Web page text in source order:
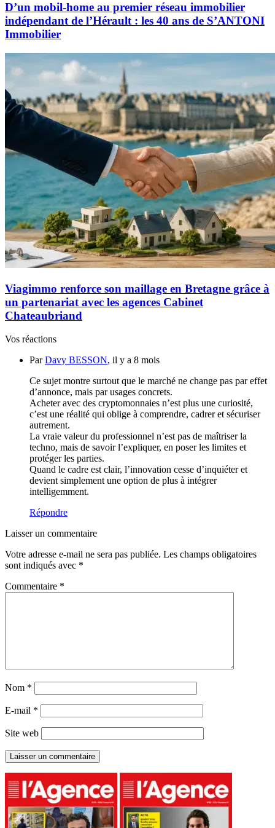
D’un mobil-home au premier réseau immobilier
indépendant de l’Hérault : les 40 ans de S’ANTONI
Immobilier
Viagimmo renforce son maillage en Bretagne grâce à
un partenariat avec les agences Cabinet
Chateaubriand
Vos réactions
ParDavy BESSON, il y a 8 mois
Ce sujet montre surtout que le marché ne change pas par effet
d’annonce, mais par usages concrets.
Acheter avec des cryptomonnaies n’est plus une curiosité,
c’est une réalité qui oblige à comprendre, cadrer et sécuriser
autrement.
La vraie valeur du professionnel n’est pas de maîtriser la
techno, mais de savoir l’expliquer, en poser les limites et
protéger les parties.
Quand le cadre est clair, l’innovation cesse d’inquiéter et
devient simplement une option de plus à intégrer
intelligemment.
Répondre
Laisser un commentaire
Votre adresse e-mail ne sera pas publiée. Les champs obligatoires
sont indiqués avec *
Commentaire *
Nom *
E-mail *
Site web